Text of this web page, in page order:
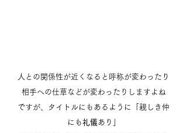
人との関係性が近くなると呼称が変わったり
相手への仕草などが変わったりしますよね
ですが、タイトルにもあるように「親しき仲
にも礼儀あり」